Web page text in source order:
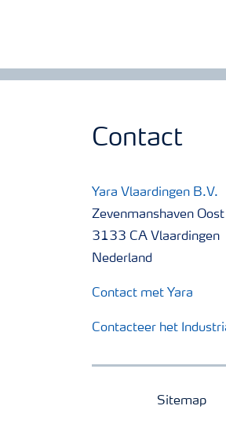
Contact
Yara Vlaardingen B.V.
Zevenmanshaven
3133 CA Vlaardingen
Nederland
Contact met Yara
Contacteer het
Sitemap